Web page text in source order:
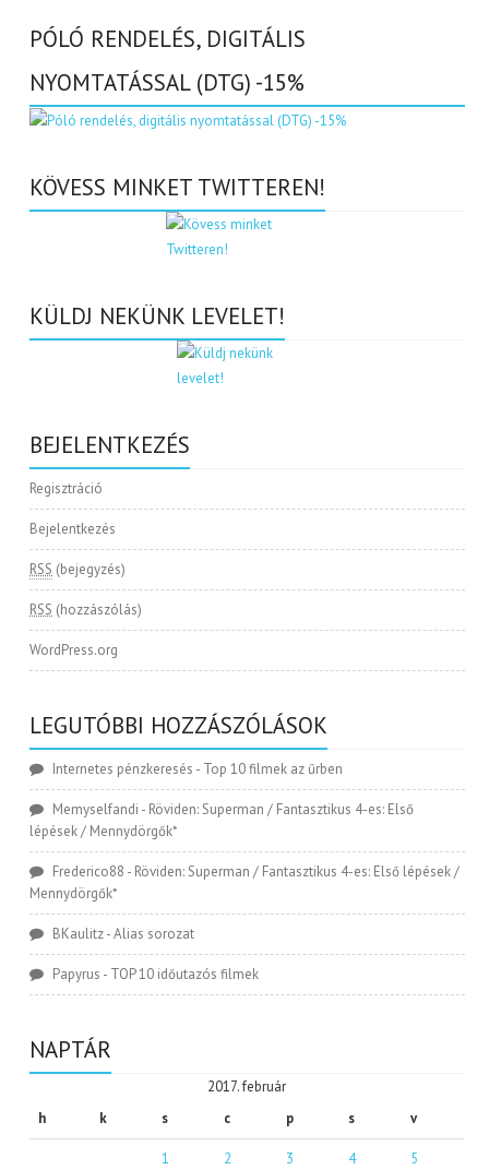
PÓLÓ RENDELÉS, DIGITÁLIS
NYOMTATÁSSAL (DTG) -15%
KÖVESS MINKET TWITTEREN!
KÜLDJ NEKÜNK LEVELET!
BEJELENTKEZÉS
Regisztráció
Bejelentkezés
RSS (bejegyzés)
RSS (hozzászólás)
WordPress.org
LEGUTÓBBI HOZZÁSZÓLÁSOK
Internetes pénzkeresés - Top 10 filmek az űrben
Memyselfandi - Röviden: Superman / Fantasztikus 4-es: Első
lépések / Mennydörgők*
Frederico88 - Röviden: Superman / Fantasztikus 4-es: Első lépések /
Mennydörgők*
BKaulitz-Alias sorozat
Papyrus - TOP 10 időutazós filmek
NAPTÁR
2017. február
h
k s c p s v
1 2 3 4 5